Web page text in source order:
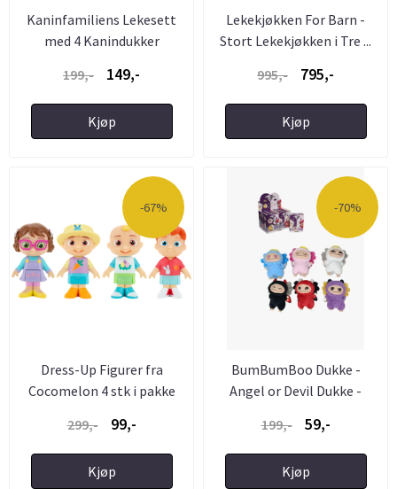
Kaninfamiliens Lekesett
med 4 Kanindukker
199,-
149,-
Kjøp
Lekekjøkken For Barn -
Stort Lekekjøkken i Tre ...
995,-
795,-
Kjøp
-67%
Dress-Up Figurer fra
Cocomelon 4 stk i pakke
299,- 99,-
Kjøp
-70%
BumBumBoo Dukke -
Angel or Devil Dukke -
199,- 59,-
Kjøp